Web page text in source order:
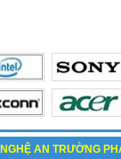
AN TRƯỜNG